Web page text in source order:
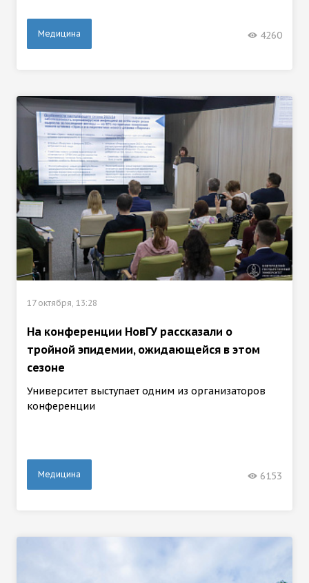
Медицина 4260
17 октября, 13:28
На конференции НовГУ рассказали о
тройной эпидемии, ожидающейся в этом
сезоне
Университет выступает одним из организаторов
конференции
Медицина 6153